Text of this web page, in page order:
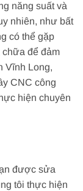
năng suất và
nhiên, như bất
có thể gặp
để đảm
Vĩnh Long,
CNC công
hiện chuyên
được sửa
tôi thực hiện